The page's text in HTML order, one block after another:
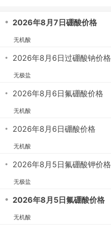
・ 2026年8月7日硼酸价格
无机酸
・ 2026年8月6日过硼酸钠价格
无极盐
・ 2026年8月6日氟硼酸价格
无机酸
・ 2026年8月6日硼酸价格
无机酸
・ 2026年8月5日氟硼酸钾价格
无极盐
・ 2026年8月5日氟硼酸价格
无机酸